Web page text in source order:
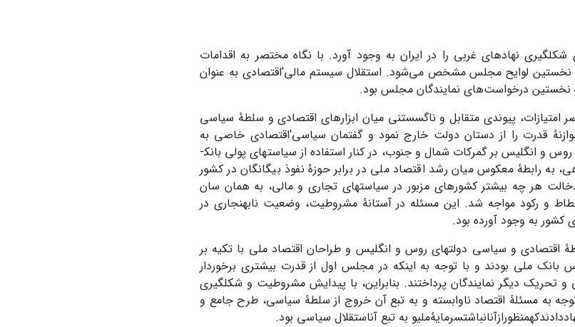
شکل­گیری نهادهای غربی را در ایران به وجود آورد. با نگاه مختصر به اقدامات
نخستین لوایح مجلس مشخص می‌شود. استقلال سیستم مالی'اقتصادی به عنوان
نخستین درخواست‌های نمایندگان مجلس بود.
امتیازات، پیوندی متقابل و ناگسستنی میان ابزارهای اقتصادی و سلطۀ سیاسی
قدرت را از دستان دولت خارج نمود و گفتمان سیاسی'اقتصادی خاصی به
وجود آورد. سیطرۀ دولت­های روس و انگلیس بر گمرکات شمال و جنوب، در کنار استفاده از سیاست­های پولی بانک­
به رابطۀ معکوس میان رشد اقتصاد ملی در برابر حوزۀ نفوذ بیگانگان در کشور
دخالت هر چه بیشتر کشورهای مزبور در سیاست­های تجاری و مالی، به همان سان
و رکود مواجه شد. این مسئله در آستانۀ مشروطیت، وضعیت نابهنجاری در
به وجود آورده بود.
اقتصادی و سیاسی دولت­های روس و انگلیس و طراحان اقتصاد ملی با تکیه بر
بانک ملی بودند و با توجه به اینکه در مجلس اول از قدرت بیشتری برخوردار
و تحریک دیگر نمایندگان پرداختند. بنابراین، با پیدایش مشروطیت و شکل­گیری
به مسئلۀ اقتصاد ناوابسته و به تبع آن خروج از سلطۀ سیاسی، طرح جامع و
به تبع آناستقلال سیاسی بود.